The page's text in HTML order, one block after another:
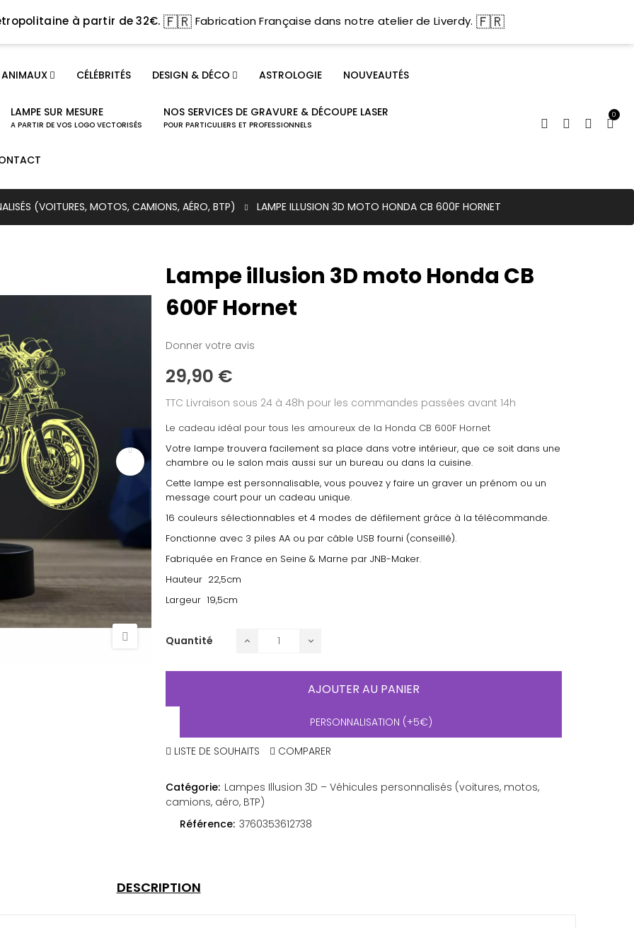
à partir de 32€. 🇫🇷 Fabrication Française dans notre atelier de Liverdy. 🇫🇷
ANIMAUX CÉLÉBRITÉS DESIGN & DÉCO ASTROLOGIE NOUVEAUTÉS
LAMPE SUR MESURE
A PARTIR DE VOS LOGO VECTORISÉS
NOS SERVICES DE GRAVURE & DÉCOUPE LASER
POUR PARTICULIERS ET PROFESSIONNELS
0
(VOITURES, MOTOS, CAMIONS, AÉRO, BTP) LAMPE ILLUSION 3D MOTO HONDA CB 600F HORNET
Lampe illusion 3D moto Honda CB
600F Hornet
Donner votre avis
29,90 €
TTC Livraison sous 24 à 48h pour les commandes passées avant 14h
Le cadeau idéal pour tous les amoureux de la Honda CB 600F Hornet
Votre lampe trouvera facilement sa place dans votre intérieur, que ce soit dans une
chambre ou le salon mais aussi sur un bureau ou dans la cuisine.
Cette lampe est personnalisable, vous pouvez y faire un graver un prénom ou un
message court pour un cadeau unique.
16 couleurs sélectionnables et 4 modes de défilement grâce à la télécommande.
Fonctionne avec 3 piles AA ou par câble USB fourni (conseillé).
Fabriquée en France en Seine & Marne par JNB-Maker.
Hauteur 22,5cm
Largeur 19,5cm
Quantité
AJOUTER AU PANIER
PERSONNALISATION (+5€)
LISTE DE SOUHAITS COMPARER
Catégorie: Lampes Illusion 3D – Véhicules personnalisés (voitures, motos,
camions, aéro, BTP)
Référence: 3760353612738
DESCRIPTION